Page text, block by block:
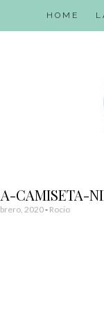
HOME
CAMISETA-
2020- Rocio